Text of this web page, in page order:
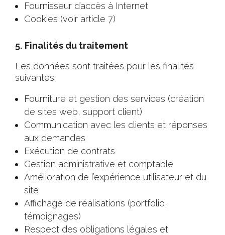
Fournisseur d’accès à Internet
Cookies (voir article 7)
5. Finalités du traitement
Les données sont traitées pour les finalités
suivantes:
Fourniture et gestion des services (création
de sites web, support client)
Communication avec les clients et réponses
aux demandes
Exécution de contrats
Gestion administrative et comptable
Amélioration de l’expérience utilisateur et du
site
Affichage de réalisations (portfolio,
témoignages)
Respect des obligations légales et